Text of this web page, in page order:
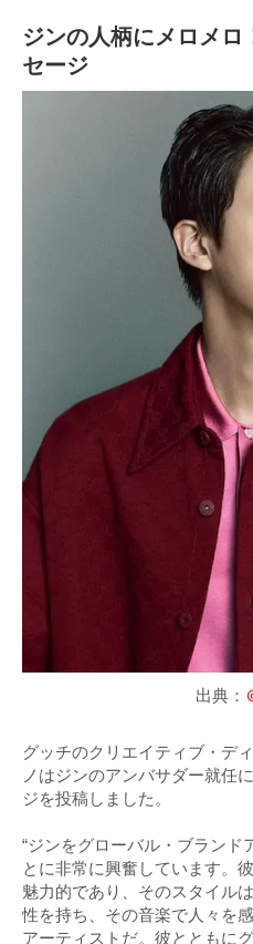
ジンの人柄にメロメロ
セージ
出典：
グッチのクリエイティブ・デ
ノはジンのアンバサダー就任
ジを投稿しました。
“ジンをグローバル・ブランド
とに非常に興奮しています。
魅力的であり、そのスタイル
性を持ち、その音楽で人々を
アーティストだ。彼とともに